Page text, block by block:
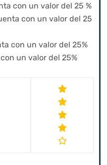
con un valor del 25 %
con un valor del 25
con un valor del 25%
un valor del 25%